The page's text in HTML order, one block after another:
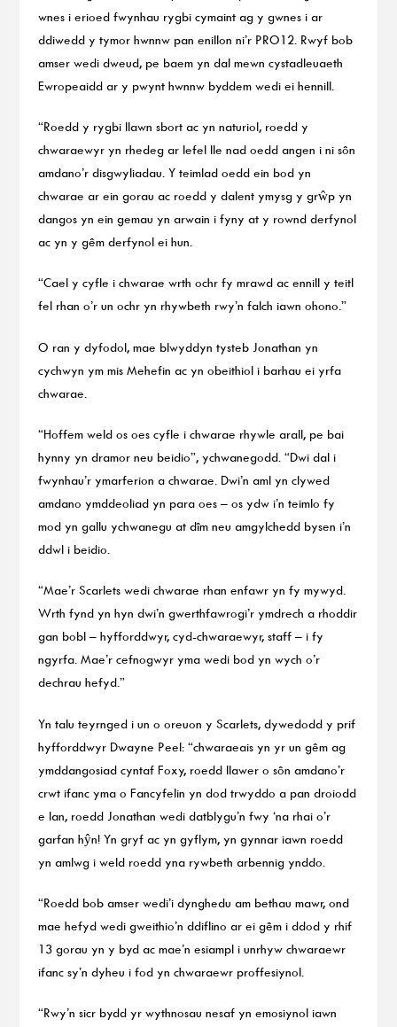
wnes i erioed fwynhau rygbi cymaint ag y gwnes i ar
ddiwedd y tymor hwnnw pan enillon ni’r PRO12. Rwyf bob
amser wedi dweud, pe baem yn dal mewn cystadleuaeth
Ewropeaidd ar y pwynt hwnnw byddem wedi ei hennill.
“Roedd y rygbi llawn sbort ac yn naturiol, roedd y
chwaraewyr yn rhedeg ar lefel lle nad oedd angen i ni sôn
amdano’r disgwyliadau. Y teimlad oedd ein bod yn
chwarae ar ein gorau ac roedd y dalent ymysg y grŵp yn
dangos yn ein gemau yn arwain i fyny at y rownd derfynol
ac yn y gêm derfynol ei hun.
“Cael y cyfle i chwarae wrth ochr fy mrawd ac ennill y teitl
fel rhan o’r un ochr yn rhywbeth rwy’n falch iawn ohono.”
O ran y dyfodol, mae blwyddyn tysteb Jonathan yn
cychwyn ym mis Mehefin ac yn obeithiol i barhau ei yrfa
chwarae.
“Hoffem weld os oes cyfle i chwarae rhywle arall, pe bai
hynny yn dramor neu beidio”, ychwanegodd. “Dwi dal i
fwynhau’r ymarferion a chwarae. Dwi’n aml yn clywed
amdano ymddeoliad yn para oes – os ydw i’n teimlo fy
mod yn gallu ychwanegu at dîm neu amgylchedd bysen i’n
ddwl i beidio.
“Mae’r Scarlets wedi chwarae rhan enfawr yn fy mywyd.
Wrth fynd yn hyn dwi’n gwerthfawrogi’r ymdrech a rhoddir
gan bobl – hyfforddwyr, cyd-chwaraewyr, staff – i fy
ngyrfa. Mae’r cefnogwyr yma wedi bod yn wych o’r
dechrau hefyd.”
Yn talu teyrnged i un o oreuon y Scarlets, dywedodd y prif
hyfforddwyr Dwayne Peel: “chwaraeais yn yr un gêm ag
ymddangosiad cyntaf Foxy, roedd llawer o sôn amdano’r
crwt ifanc yma o Fancyfelin yn dod trwyddo a pan droiodd
e lan, roedd Jonathan wedi datblygu’n fwy ‘na rhai o’r
garfan hŷn! Yn gryf ac yn gyflym, yn gynnar iawn roedd
yn amlwg i weld roedd yna rywbeth arbennig ynddo.
“Roedd bob amser wedi’i dynghedu am bethau mawr, ond
mae hefyd wedi gweithio’n ddiflino ar ei gêm i ddod y rhif
13 gorau yn y byd ac mae’n esiampl i unrhyw chwaraewr
ifanc sy’n dyheu i fod yn chwaraewr proffesiynol.
“Rwy’n sicr bydd yr wythnosau nesaf yn emosiynol iawn